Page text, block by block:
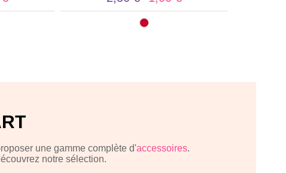
une gamme complète d'accessoires.
notre sélection.